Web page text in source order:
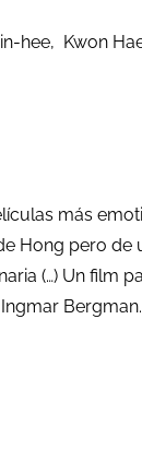
hee, Kwon
más
Hong pero de
(…) Un film